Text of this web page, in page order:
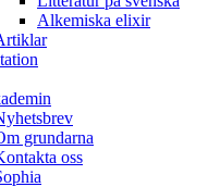
Alkemiska elixir
grundarna
oss